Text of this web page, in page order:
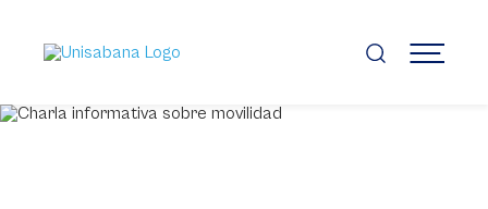
contenido
principal
MENÚ